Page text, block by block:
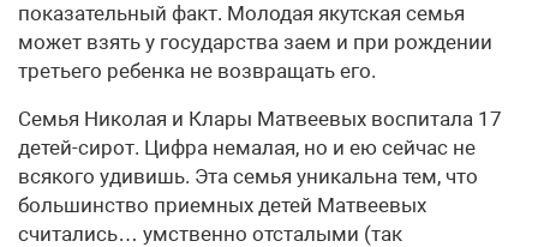
показательный факт. Молодая якутская семья
может взять у государства заем и при рождении
третьего ребенка не возвращать его.
Семья Николая и Клары Матвеевых воспитала 17
детей-сирот. Цифра немалая, но и ею сейчас не
всякого удивишь. Эта семья уникальна тем, что
большинство приемных детей Матвеевых
считались… умственно отсталыми (так